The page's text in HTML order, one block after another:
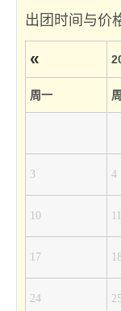
出团时间与价
«
周一
3 4
10 11
17 18
24 25